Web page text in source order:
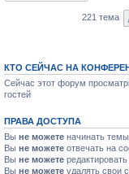
221 тема
КТО СЕЙЧАС НА
Сейчас этот форум
гостей
ПРАВА ДОСТУПА
Вы не можете начинать темы
Вы не можете отвечать на
Вы не можете
Вы не можете удалять свои